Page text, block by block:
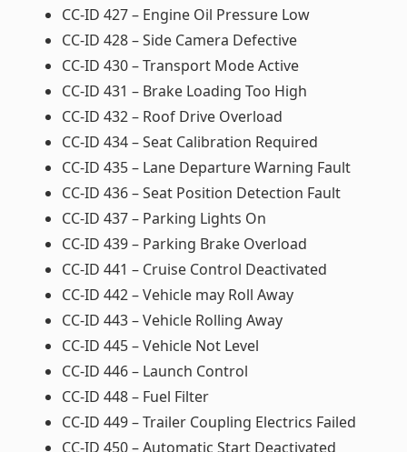
CC-ID 427 – Engine Oil Pressure Low
CC-ID 428 – Side Camera Defective
CC-ID 430 – Transport Mode Active
CC-ID 431 – Brake Loading Too High
CC-ID 432 – Roof Drive Overload
CC-ID 434 – Seat Calibration Required
CC-ID 435 – Lane Departure Warning Fault
CC-ID 436 – Seat Position Detection Fault
CC-ID 437 – Parking Lights On
CC-ID 439 – Parking Brake Overload
CC-ID 441 – Cruise Control Deactivated
CC-ID 442 – Vehicle may Roll Away
CC-ID 443 – Vehicle Rolling Away
CC-ID 445 – Vehicle Not Level
CC-ID 446 – Launch Control
CC-ID 448 – Fuel Filter
CC-ID 449 – Trailer Coupling Electrics Failed
CC-ID 450 – Automatic Start Deactivated